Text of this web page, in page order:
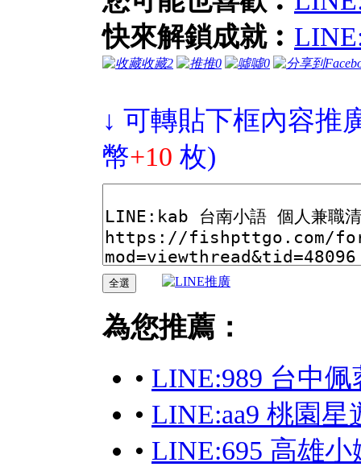
快來解鎖成就︰
收藏2 推0 噓0
↓ 可轉貼下框內容推
幣+10 枚)
為您推薦：
• LINE:989 台中
• LINE:aa9 桃園星
• LINE:695 高雄